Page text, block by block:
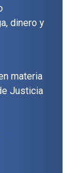
dinero y
materia
Justicia